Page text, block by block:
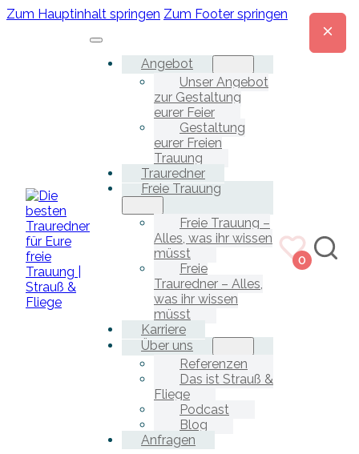
Zum Hauptinhalt springen Zum Footer springen
Angebot
Unser Angebot
zur Gestaltung
eurer Feier
Gestaltung
eurer Freien
Trauung
Trauredner
Freie Trauung
Freie Trauung –
Alles, was ihr wissen
müsst
Freie
Trauredner – Alles,
was ihr wissen
müsst
Karriere
Über uns
Referenzen
Das ist Strauß &
Fliege
Podcast
Blog
Anfragen
0